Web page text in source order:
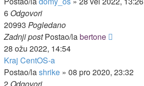
6 Odgovori
20993 Pogledano
Zadnji postPostao/labertone
28 ožu 2022, 14:54
Kraj CentOS-a
Postao/lashrike » 08 pro 2020, 23:32